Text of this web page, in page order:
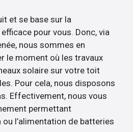
et se base sur la
pour vous. Donc, via
nous sommes en
le moment où les travaux
solaire sur votre toit
Pour cela, nous disposons
Effectivement, nous vous
permettant
l’alimentation de batteries